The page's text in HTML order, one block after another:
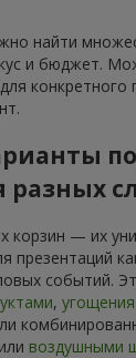
найти
и бюджет.
конкретного
разных
корзин — их
презентаций
событий.
,
или воздушными